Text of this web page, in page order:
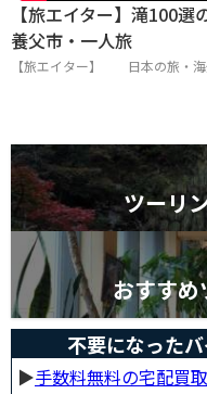
【旅エイター】滝100
養父市・一人旅
【旅エイター】 日本の旅・
ツーリ
おすす
不要になった
▶︎手数料無料の宅配買取